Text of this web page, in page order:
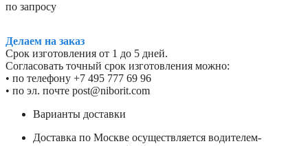
по запросу
Делаем на заказ
Срок изготовления от 1 до 5 дней.
Согласовать точный срок изготовления можно:
• по телефону +7 495 777 69 96
• по эл. почте post@niborit.com
Варианты доставки
Доставка по Москве осуществляется водителем-